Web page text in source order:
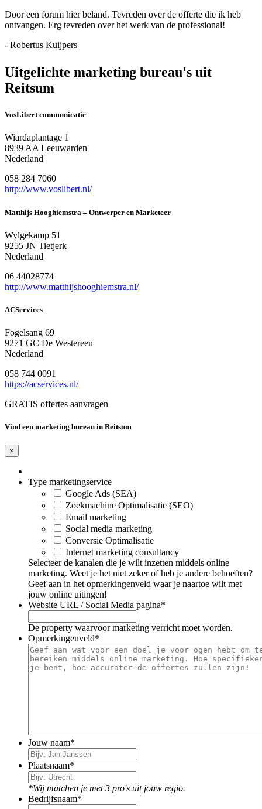
Door een forum hier beland. Tevreden over de offerte die ik heb
ontvangen. Erg tevreden over het werk van de professional!
- Robertus Kuijpers
Uitgelichte marketing bureau's uit
Reitsum
VosLibert communicatie
Wiardaplantage 1
8939 AA Leeuwarden
Nederland
058 284 7060
http://www.voslibert.nl/
Matthijs Hooghiemstra – Ontwerper en Marketeer
Wylgekamp 51
9255 JN Tietjerk
Nederland
06 44028774
http://www.matthijshooghiemstra.nl/
ACServices
Fogelsang 69
9271 GC De Westereen
Nederland
058 744 0091
https://acservices.nl/
GRATIS offertes aanvragen
Vind een marketing bureau in Reitsum
×
Type marketingservice
Google Ads (SEA)
Zoekmachine Optimalisatie (SEO)
Email marketing
Social media marketing
Conversie Optimalisatie
Internet marketing consultancy
Selecteer de kanalen die je wilt inzetten middels online
marketing. Weet je het niet zeker of heb je andere behoeften?
Geef aan in het opmerkingenveld waar je naartoe wilt met
jouw online uitingen!
Website URL / Social Media pagina*
De property waarvoor marketing verricht moet worden.
Opmerkingenveld*
Jouw naam*
Plaatsnaam*
*Wij matchen je met 3 pro's uit jouw regio.
Bedrijfsnaam*